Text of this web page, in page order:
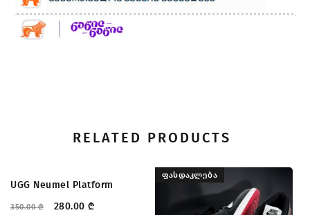
RELATED PRODUCTS
UGG Neumel Platform
350.00₾ 280.00 ₾
ᲤᲐᲡᲓᲐᲙᲚᲔᲑᲐ